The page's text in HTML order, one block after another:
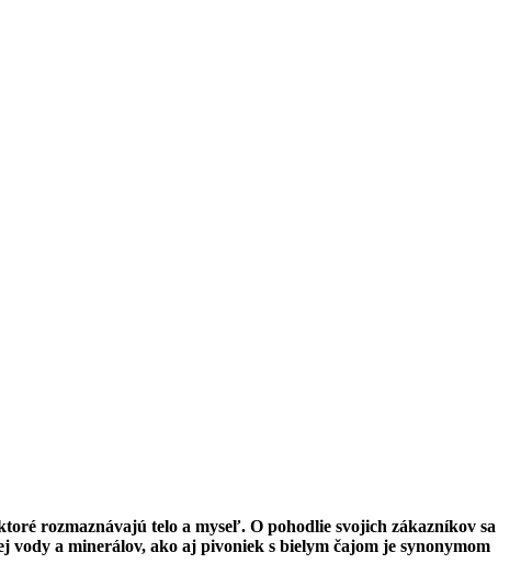
rozmaznávajú telo a myseľ. O pohodlie svojich zákazníkov sa
a minerálov, ako aj pivoniek s bielym čajom je synonymom